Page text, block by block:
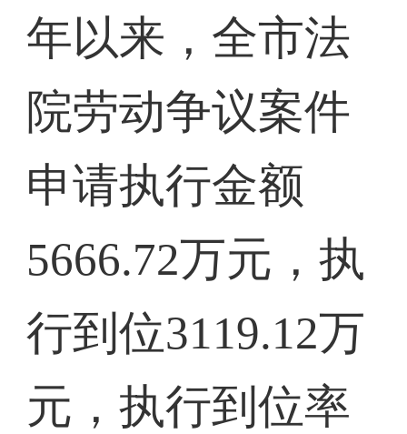
年以来，全市法
院劳动争议案件
申请执行金额
5666.72万元，执
行到位3119.12万
元，执行到位率